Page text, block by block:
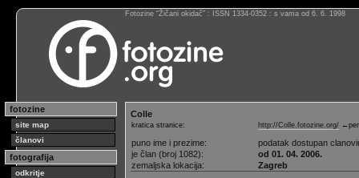
Fotozine “Žičani okidač” : ISSN 1334-0352 : s vama od 6. 6. 1998
fotozine
site map
članovi
fotografija
odkritje
Colle
kratica stranice: http://Colle.fotozine.org/
puno ime i prezime:
podatak dostupan
je član (broj 1082):
od 01. 04. 2006.
zemaljska lokacija:
Zagreb